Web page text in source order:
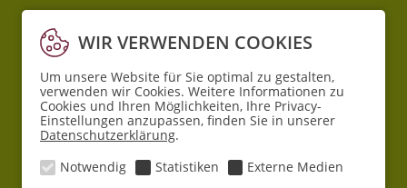
Bgm.-Smidt-Straße 34
27568 Bremerhaven
Mo - Fr8 - 18:30 Uhr
Sa10 - 16 Uhr
Filiale Lehe
27580 Bremerhaven
WIR VERWENDEN COOKIES
Um unsere Website für Sie optimal zu gestalten,
verwenden wir Cookies. Weitere Informationen zu
Cookies und Ihren Möglichkeiten, Ihre Privacy-
Einstellungen anzupassen, finden Sie in unserer
Datenschutzerklärung.
Notwendig
Statistiken Externe Medien